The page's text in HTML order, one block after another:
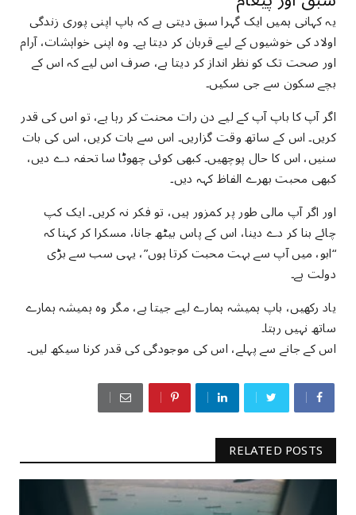
یہ کہانی ہمیں ایک گہرا سبق دیتی ہے کہ باپ اپنی پوری زندگی
اولاد کی خوشیوں کے لیے قربان کر دیتا ہے۔ وہ اپنی خواہشات، آرام
اور صحت تک کو نظر انداز کر دیتا ہے، صرف اس لیے کہ اس کے
بچے سکون سے جی سکیں۔
اگر آپ کا باپ آپ کے لیے دن رات محنت کر رہا ہے، تو اس کی قدر
کریں۔ اس کے ساتھ وقت گزاریں۔ اس سے بات کریں، اس کی بات
سنیں، اس کا حال پوچھیں۔ کبھی کوئی چھوٹا سا تحفہ دے دیں،
کبھی محبت بھرے الفاظ کہہ دیں۔
اور اگر آپ مالی طور پر کمزور ہیں، تو فکر نہ کریں۔ ایک کپ
چائے بنا کر دے دینا، اس کے پاس بیٹھ جانا، مسکرا کر کہنا کہ
“ابو، میں آپ سے بہت محبت کرتا ہوں”، یہی سب سے بڑی
دولت ہے۔
یاد رکھیں، باپ ہمیشہ ہمارے لیے جیتا ہے، مگر وہ ہمیشہ ہمارے
ساتھ نہیں رہتا۔
اس کے جانے سے پہلے، اس کی موجودگی کی قدر کرنا سیکھ لیں۔
RELATED POSTS